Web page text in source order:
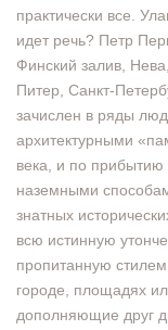
практически все.
идет речь? Петр
Финский залив,
Питер, Санкт-
зачислен в ряды
архитектурными
века, и по
наземными
знатных
всю истинную
пропитанную
городе, площадях
дополняющие друг